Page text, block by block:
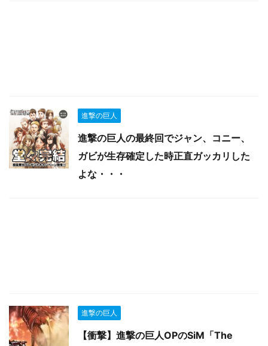
進撃の巨人
進撃の巨人の最終回でジャン、コニー、
ガビが生存確定した時正直ガッカリした
よな・・・
進撃の巨人
【衝撃】進撃の巨人OPのSiM「The